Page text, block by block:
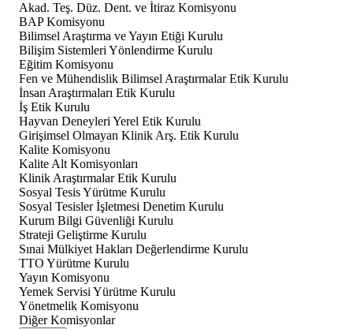
Akad. Teş. Düz. Dent. ve İtiraz Komisyonu
BAP Komisyonu
Bilimsel Araştırma ve Yayın Etiği Kurulu
Bilişim Sistemleri Yönlendirme Kurulu
Eğitim Komisyonu
Fen ve Mühendislik Bilimsel Araştırmalar Etik Kurulu
İnsan Araştırmaları Etik Kurulu
İş Etik Kurulu
Hayvan Deneyleri Yerel Etik Kurulu
Girişimsel Olmayan Klinik Arş. Etik Kurulu
Kalite Komisyonu
Kalite Alt Komisyonları
Klinik Araştırmalar Etik Kurulu
Sosyal Tesis Yürütme Kurulu
Sosyal Tesisler İşletmesi Denetim Kurulu
Kurum Bilgi Güvenliği Kurulu
Strateji Geliştirme Kurulu
Sınai Mülkiyet Hakları Değerlendirme Kurulu
TTO Yürütme Kurulu
Yayın Komisyonu
Yemek Servisi Yürütme Kurulu
Yönetmelik Komisyonu
Diğer Komisyonlar